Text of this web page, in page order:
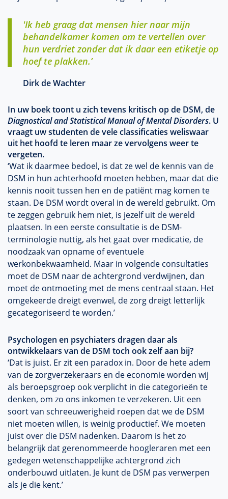
'Ik heb graag dat mensen hier naar mijn
behandelkamer komen om te vertellen over
hun verdriet zonder dat ik daar een etiketje op
hoef te plakken.’
Dirk de Wachter
In uw boek toont u zich tevens kritisch op de DSM, de
Diagnostical and Statistical Manual of Mental Disorders. U
vraagt uw studenten devele classificaties weliswaar
uit het hoofd te leren maar ze vervolgens weer te
vergeten.
‘Wat ik daarmee bedoel, is dat ze wel de kennis van de
DSM in hun achterhoofd moeten hebben, maar dat die
kennis nooit tussen hen en de patiënt mag komen te
staan. De DSM wordt overal in de wereld gebruikt. Om
te zeggen gebruik hem niet, is jezelf uit de wereld
plaatsen. In een eerste consultatie is de DSM-
terminologie nuttig, als het gaat over medicatie, de
noodzaak van opname of eventuele
werkonbekwaamheid. Maar in volgende consultaties
moet de DSM naar de achtergrond verdwijnen, dan
moet de ontmoeting met de mens centraal staan. Het
omgekeerde dreigt evenwel, de zorg dreigt letterlijk
gecategoriseerd te worden.’
Psychologen en psychiaters dragen daar als
ontwikkelaars van de DSM toch ook zelf aan bij?
‘Dat is juist. Er zit een paradox in. Door de hete adem
van de zorgverzekeraars en de economie worden wij
als beroepsgroep ook verplicht in die categorieën te
denken, om zo ons inkomen te verzekeren. Uit een
soort van schreeuwerigheid roepen dat we de DSM
niet moeten willen, is weinig productief. We moeten
juist over die DSM nadenken. Daarom is het zo
belangrijk dat gerenommeerde hoogleraren met een
gedegen wetenschappelijke achtergrond zich
onderbouwd uitlaten. Je kunt de DSM pas verwerpen
als je die kent.’